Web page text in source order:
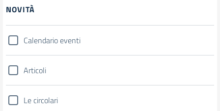
NOVITÀ
Calendario eventi
Articoli
Le circolari